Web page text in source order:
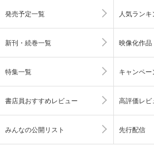
発売予定一覧 人気ラン
新刊・続巻一覧 映像化作品
特集一覧 キャンペー
書店員おすすめレビュー 高評価レビ
みんなの公開リスト 先行配信